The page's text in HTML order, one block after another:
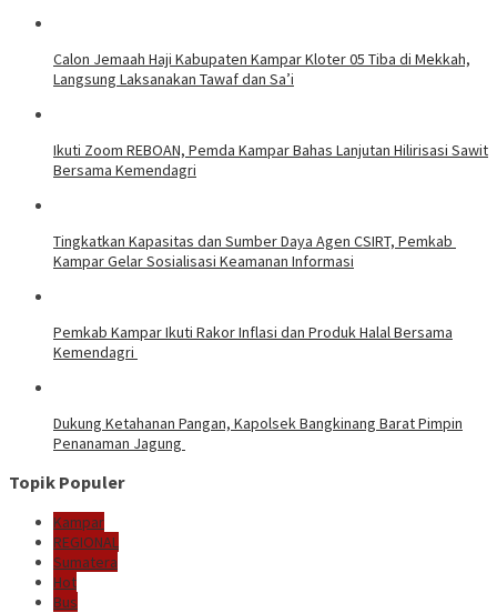
Calon Jemaah Haji Kabupaten Kampar Kloter 05 Tiba di Mekkah,
Langsung Laksanakan Tawaf dan Sa’i
Ikuti Zoom REBOAN, Pemda Kampar Bahas Lanjutan Hilirisasi Sawit
Bersama Kemendagri
Tingkatkan Kapasitas dan Sumber Daya Agen CSIRT, Pemkab
Kampar Gelar Sosialisasi Keamanan Informasi
Pemkab Kampar Ikuti Rakor Inflasi dan Produk Halal Bersama
Kemendagri
Dukung Ketahanan Pangan, Kapolsek Bangkinang Barat Pimpin
Penanaman Jagung
Topik Populer
Kampar
REGIONAL
Sumatera
Hot
Bus